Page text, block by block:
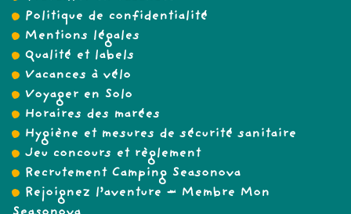
Politique de confidentialité
Mentions légales
Qualité et labels
Vacances à vélo
Voyager en Solo
Horaires des marées
Hygiène et mesures de sécurité sanitaire
Jeu concours et règlement
Recrutement Camping Seasonova
Rejoignez l’aventure – Membre Mon